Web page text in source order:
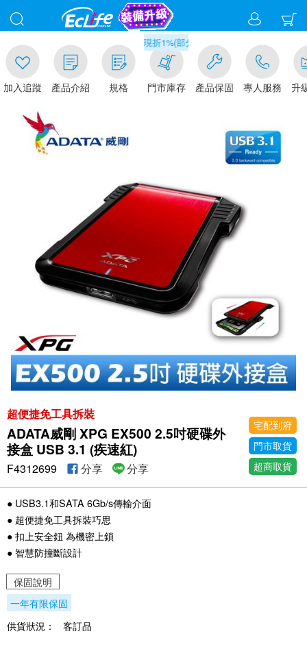
追蹤 產品介紹 規格
滿千元門市取貨現折1%(部分商品不適用)-請點我看
門市庫存 產品保固 專人服務 升級
超便捷免工具拆裝
ADATA威剛 XPG EX500 2.5吋硬碟外
接盒 USB 3.1 (疾速紅)
宅配到府
門市取貨
超商取貨
F4312699 分享 分享
● USB3.1和SATA 6Gb/s傳輸介面
● 超便捷免工具拆裝巧思
● 扣上安全鈕 為機密上鎖
● 智慧防撞斷設計
保固說明
一年有限保固
供貨狀況：
客訂品